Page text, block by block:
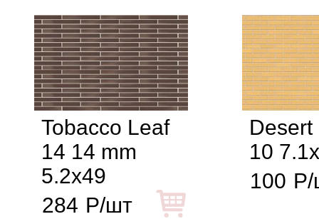
Tobacco Leaf
14 14 mm
5.2x49
284 Р/шт
Desert
10
100 Р/